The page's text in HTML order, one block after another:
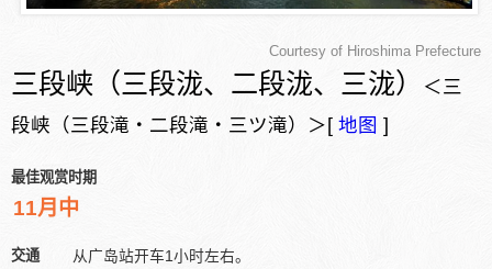
Courtesy of Hiroshima Prefecture
三段峡（三段泷、二段泷、三泷）
＜三
段峡（三段滝・二段滝・三ツ滝）＞[ 地图 ]
最佳观赏时期
11月中
交通 从广岛站开车1小时左右。